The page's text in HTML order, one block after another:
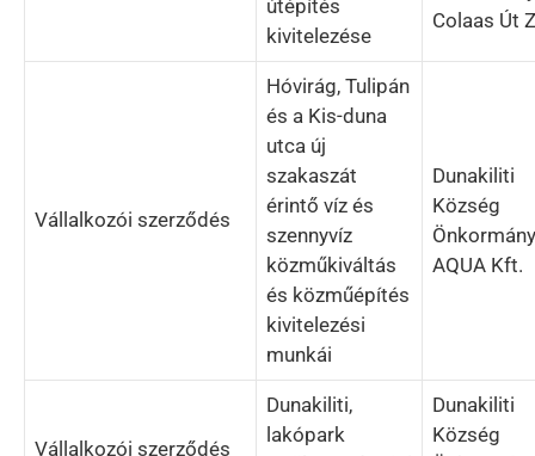
útépítés
kivitelezése
Colaas Út
Vállalkozói szerződés
Hóvirág, Tulipán
és a Kis-duna
utca új
szakaszát
érintő víz és
szennyvíz
közműkiváltás
és közműépítés
kivitelezési
munkái
Dunakiliti
Község
AQUA Kft.
Vállalkozói szerződés
Dunakiliti,
lakópark
Dunakiliti
Község